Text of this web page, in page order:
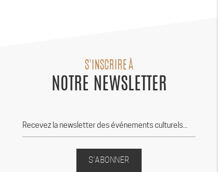
S'INSCRIRE À
NOTRE NEWSLETTER
S'ABONNER